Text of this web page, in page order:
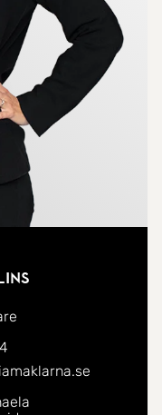
för bil.
befintligt skick och
område med
samt
förskola. Här